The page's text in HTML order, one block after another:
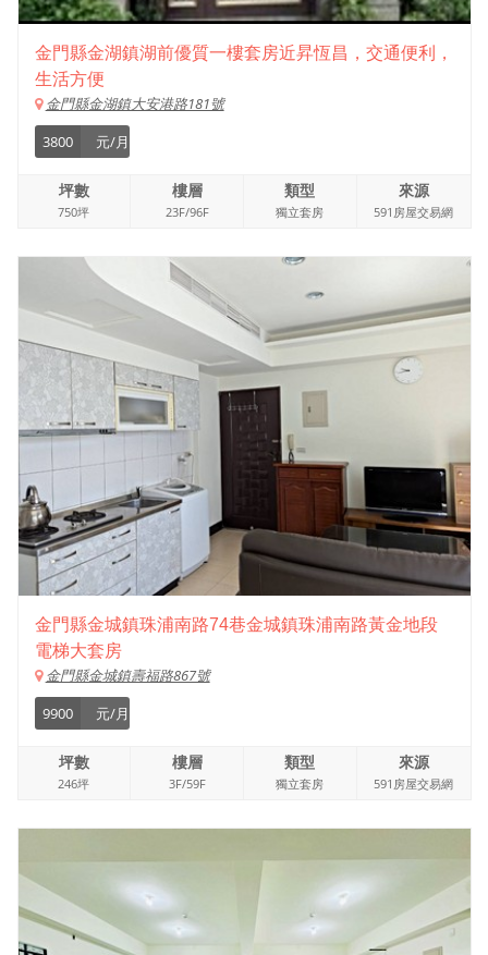
金門縣金湖鎮湖前優質一樓套房近昇恆昌，交通便利，
生活方便
金門縣金湖鎮大安港路181號
3800
元/月
坪數
750坪
樓層
23F/96F
類型
獨立套房
來源
591房屋交易網
金門縣金城鎮珠浦南路74巷金城鎮珠浦南路黃金地段
電梯大套房
金門縣金城鎮壽福路867號
9900
元/月
坪數
246坪
樓層
3F/59F
類型
獨立套房
來源
591房屋交易網